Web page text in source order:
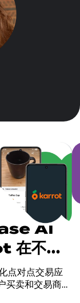
AI
在不到
译功
点对点交易应
买卖和交易商
台已扩展到全